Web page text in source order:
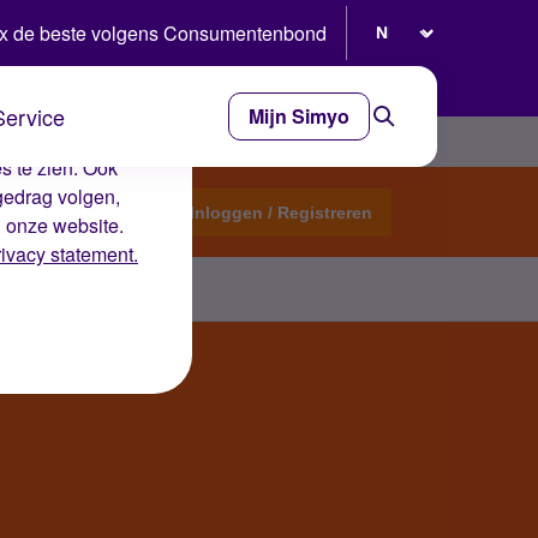
op de
te zien. Ook
volgen,
website.
statement.
de beste volgens Consumentenbond
Mijn Simyo
een topic Inloggen / Registreren